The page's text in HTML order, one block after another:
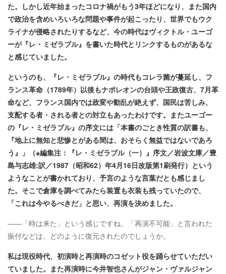
た。しかし近年始まったコロナ禍がもう3年ほどになり、また国内
で政治を含めいろいろな問題や事件が起こったり、世界でもウク
ライナが侵略されたりするなど、今の時代はヴィクトル・ユーゴ
ーが『レ・ミゼラブル』を書いた時代とリンクするものがあるな
と感じていました。
というのも、『レ・ミゼラブル』の時代もコレラ菌が蔓延し、フ
ランス革命（1789年）以後もナポレオンの台頭や王政復古、7月革
命など、フランス国内では政変や動乱が絶えず、国民は苦しみ、
支配する者・される者との対立もあったわけです。またユーゴー
の『レ・ミゼラブル』の序文には「本書のごとき性質の訳書も、
『地上に無知と悲惨とがある間は、おそらく無益ではないであろ
う』」（※編集注：『レ・ミゼラブル（一）』序文／岩波文庫／豊
島与志雄:訳／1987（昭和62）年4月16日改版第1刷発行）という
ようなことが書かれており、予言のような言葉だとも感じまし
た。そこで倉庫を調べてみたら装置も衣装も残っていたので、
「これは今やるべきだ」と思い、再演を決めました。
――「時は来た」という感じですね。「再演不可能」と言われた
振付などは、どのように復元されたのでしょうか。
私は現役時代、初演時と再演時のコゼット役を踊らせていただい
ていました。また再演時に今井智也さんがジャン・ヴァルジャン